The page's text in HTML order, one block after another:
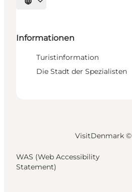
Sprache auswählen
Informationen
Turistinformation
Die Stadt der Spezialisten
VisitDenmark ©
WAS (Web Accessibility
Statement)